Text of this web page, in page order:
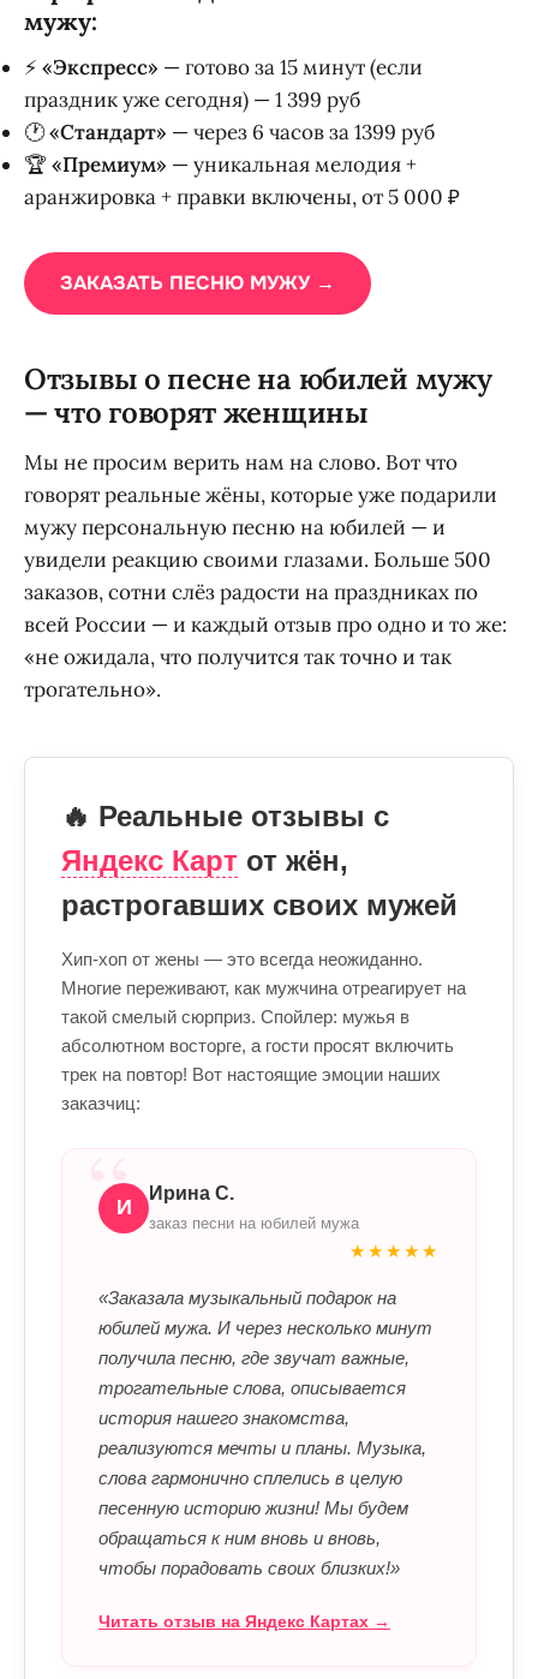
мужу:
⚡ «Экспресс» — готово за 15 минут (если
праздник уже сегодня) — 1 399 руб
🕐«Стандарт» — через 6 часов за 1399 руб
🏆 «Премиум» — уникальная мелодия +
аранжировка + правки включены, от 5 000 ₽
ЗАКАЗАТЬ ПЕСНЮ МУЖУ →
Отзывы о песне на юбилей мужу
— что говорят женщины
Мы не просим верить нам на слово. Вот что
говорят реальные жёны, которые уже подарили
мужу персональную песню на юбилей — и
увидели реакцию своими глазами. Больше 500
заказов, сотни слёз радости на праздниках по
всей России — и каждый отзыв про одно и то же:
«не ожидала, что получится так точно и так
трогательно».
🔥 Реальные отзывы с
Яндекс Карт от жён,
растрогавших своих мужей
Хип-хоп от жены — это всегда неожиданно.
Многие переживают, как мужчина отреагирует на
такой смелый сюрприз. Спойлер: мужья в
абсолютном восторге, а гости просят включить
трек на повтор! Вот настоящие эмоции наших
заказчиц:
“
И
Ирина С.
заказ песни на юбилей мужа
★★★★★
«Заказала музыкальный подарок на
юбилей мужа. И через несколько минут
получила песню, где звучат важные,
трогательные слова, описывается
история нашего знакомства,
реализуются мечты и планы. Музыка,
слова гармонично сплелись в целую
песенную историю жизни! Мы будем
обращаться к ним вновь и вновь,
чтобы порадовать своих близких!»
Читать отзыв на Яндекс Картах →